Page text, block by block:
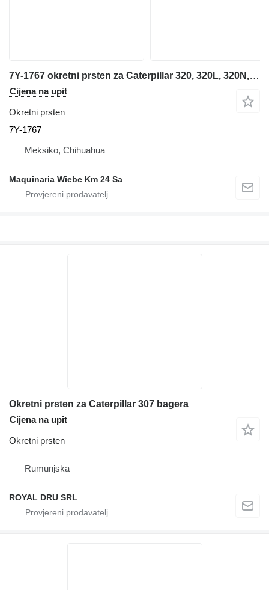
7Y-1767 okretni prsten za Caterpillar 320, 320L, 320N, 320S, 345B, 345B L, 345B LC bagera
Cijena na upit
Okretni prsten
7Y-1767
Meksiko, Chihuahua
Maquinaria Wiebe Km 24 Sa
Okretni prsten za Caterpillar 307 bagera
Cijena na upit
Okretni prsten
Rumunjska
ROYAL DRU SRL